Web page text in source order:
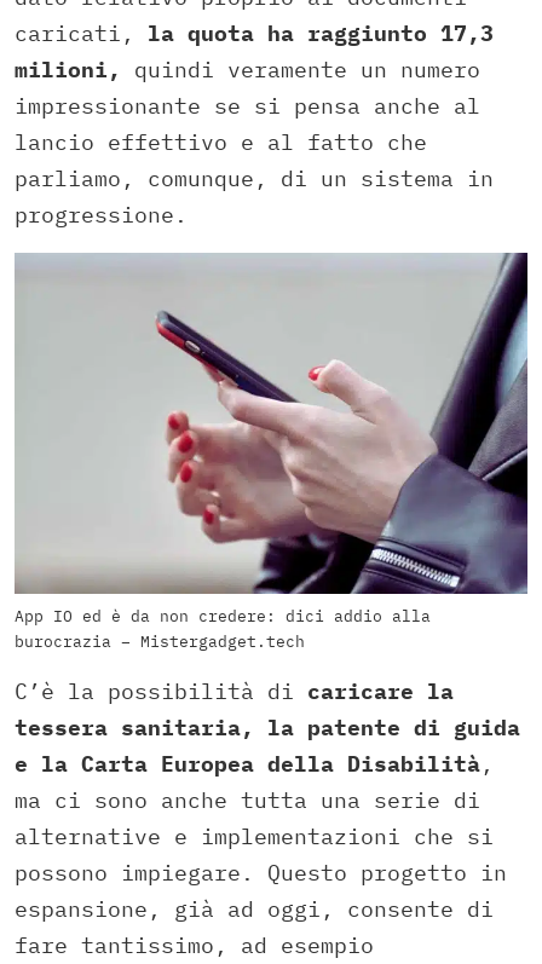
caricati, la quota ha raggiunto 17,3
milioni,
quindi veramente un numero
impressionante se si pensa anche al
lancio effettivo e al fatto che
parliamo, comunque, di un sistema in
progressione.
App IO ed è da non credere: dici addio alla
burocrazia – Mistergadget.tech
C’è la possibilità di caricare la
tessera sanitaria, la patente di guida
e la Carta Europea della Disabilità,
ma ci sono anche tutta una serie di
alternative e implementazioni che si
possono impiegare. Questo progetto in
espansione, già ad oggi, consente di
fare tantissimo, ad esempio